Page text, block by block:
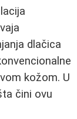
dlačica
kožom. U
čini ovu